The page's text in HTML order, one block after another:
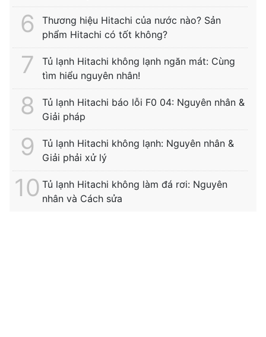
Thương hiệu Hitachi của nước nào? Sản
phẩm Hitachi có tốt không?
Tủ lạnh Hitachi không lạnh ngăn mát: Cùng
tìm hiểu nguyên nhân!
Tủ lạnh Hitachi báo lỗi F0 04: Nguyên nhân &
Giải pháp
Tủ lạnh Hitachi không lạnh: Nguyên nhân &
Giải phải xử lý
Tủ lạnh Hitachi không làm đá rơi: Nguyên
nhân và Cách sửa